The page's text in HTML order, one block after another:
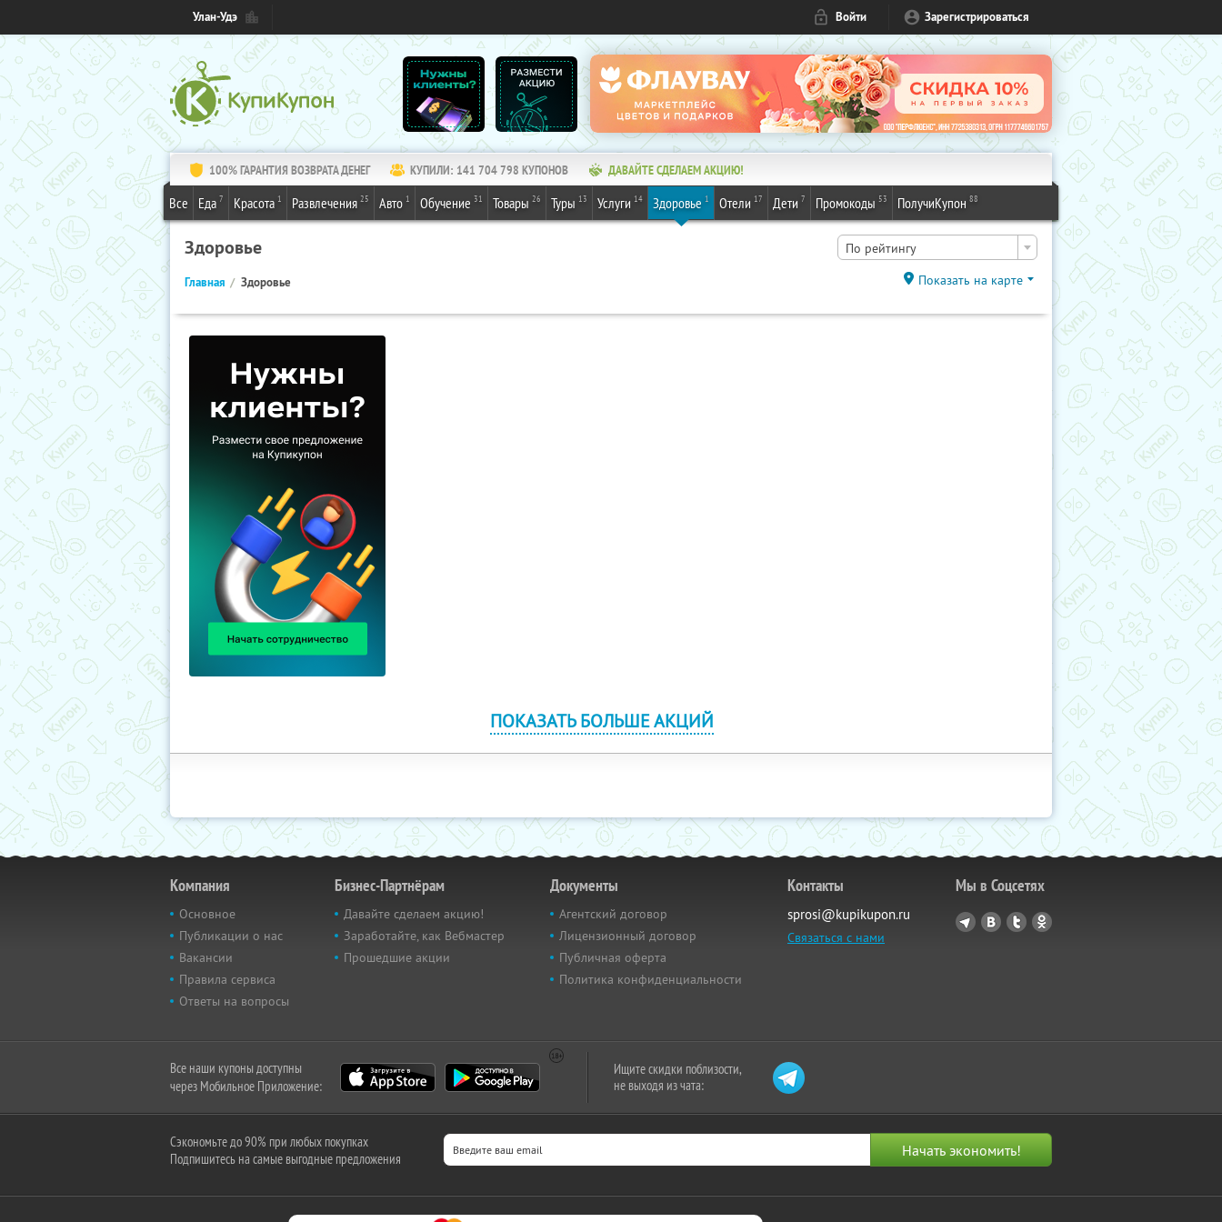
Улан-Удэ Войти Зарегистрироваться
100% ГАРАНТИЯ ВОЗВРАТА ДЕНЕГ КУПИЛИ: 141 704 798 КУПОНОВ ДАВАЙТЕ СДЕЛАЕМ АКЦИЮ!
Все Еда 7 Красота 1 Развлечения 25 Авто 1 Обучение 31 Товары 26 Туры 13 Услуги 14 Здоровье 1 Отели 17 Дети 7 Промокоды 53 ПолучиКупон 88
Здоровье По рейтингу
Главная Здоровье Показать на карте
ПОКАЗАТЬ БОЛЬШЕ АКЦИЙ
Компания
Основное
Публикации о нас
Вакансии
Правила сервиса
Ответы на вопросы
Бизнес-Партнёрам
Давайте сделаем акцию!
Заработайте, как Вебмастер
Прошедшие акции
Документы
Агентский договор
Лицензионный договор
Публичная оферта
Политика конфиденциальности
Контакты
sprosi@kupikupon.ru
Связаться с нами
Мы в Соцсетях
Все наши купоны доступны
через Мобильное Приложение:
Ищите скидки поблизости,
не выходя из чата:
Сэкономьте до 90% при любых покупках
Подпишитесь на самые выгодные предложения